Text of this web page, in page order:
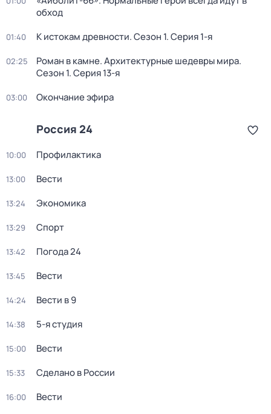
обход
01:40 К истокам древности. Сезон 1. Серия 1-я
02:25 Роман в камне. Архитектурные шедевры мира.
Сезон 1. Серия 13-я
03:00 Окончание эфира
Россия 24
10:00 Профилактика
13:00 Вести
13:24 Экономика
13:29 Спорт
13:42 Погода 24
13:45 Вести
14:24 Вести в 9
14:38 5-я студия
15:00 Вести
15:33 Сделано в России
16:00 Вести